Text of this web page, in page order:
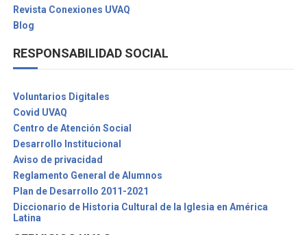
Revista Conexiones UVAQ
Blog
RESPONSABILIDAD SOCIAL
Voluntarios Digitales
Covid UVAQ
Centro de Atención Social
Desarrollo Institucional
Aviso de privacidad
Reglamento General de Alumnos
Plan de Desarrollo 2011-2021
Diccionario de Historia Cultural de la Iglesia en América
Latina